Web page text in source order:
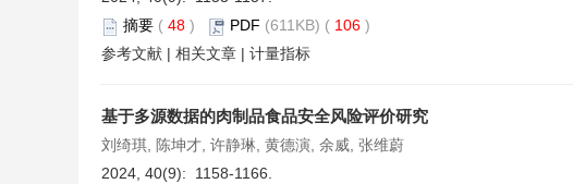
摘要 ( 48 ) PDF (611KB) ( 106 )
参考文献 | 相关文章 | 计量指标
基于多源数据的肉制品食品安全风险评价研究
刘绮琪, 陈坤才, 许静琳, 黄德演, 余威, 张维蔚
2024, 40(9): 1158-1166.